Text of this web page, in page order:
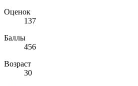
Оценок
137
Баллы
456
Возраст
30